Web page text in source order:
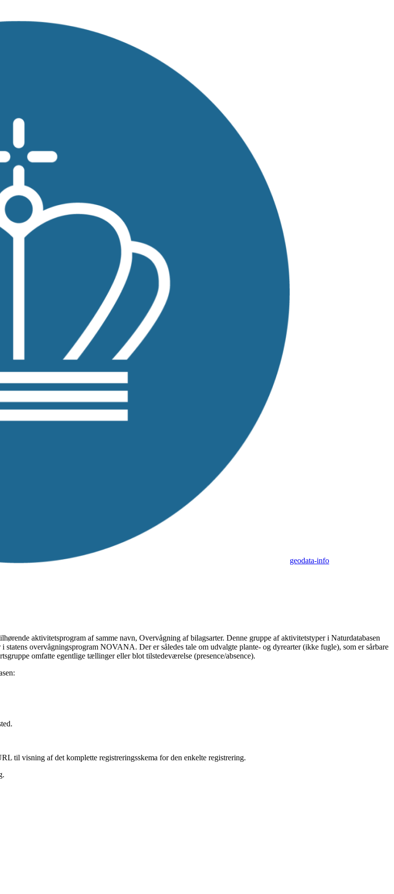
geodata-info
aktivitetsprogram af samme navn, Overvågning af bilagsarter. Denne gruppe af aktivitetstyper i Naturdatabasen
overvågningsprogram NOVANA. Der er således tale om udvalgte plante- og dyrearter (ikke fugle), som er sårbare
omfatte egentlige tællinger eller blot tilstedeværelse (presence/absence).
til visning af det komplette registreringsskema for den enkelte registrering.